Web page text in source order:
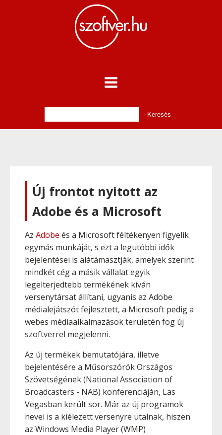
Új frontot nyitott az
Adobe és a Microsoft
Az Adobe és a Microsoft féltékenyen figyelik
egymás munkáját, s ezt a legutóbbi idők
bejelentései is alátámasztják, amelyek szerint
mindkét cég a másik vállalat egyik
legelterjedtebb termékének kíván
versenytársat állítani, ugyanis az Adobe
médialejátszót fejlesztett, a Microsoft pedig a
webes médiaalkalmazások területén fog új
szoftverrel megjelenni.
Az új termékek bemutatójára, illetve
bejelentésére a Műsorszórók Országos
Szövetségének (National Association of
Broadcasters - NAB) konferenciáján, Las
Vegasban került sor. Már az új programok
nevei is a kiélezett versenyre utalnak, hiszen
az Windows Media Player (WMP)